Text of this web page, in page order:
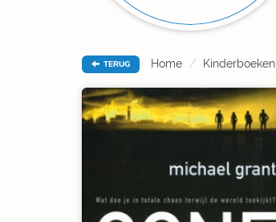
TERUG Home Kinderboeken